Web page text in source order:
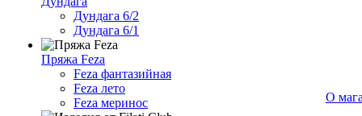
Дундага 6/2
Дундага 6/1
Пряжа Feza
Feza фантазийная
Feza лето
Feza меринос
О